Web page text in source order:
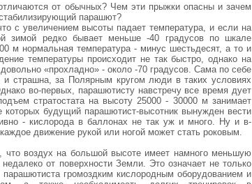
от обычных? Чем эти прыжки опасны и зачем
парашют?
с увеличением высоты падает температура, и если на
зимой редко бывает меньше -40 градусов по шкале
м нормальная температура - минус шестьдесят, а то и
температуры происходит не так быстро, однако на
«прохладно» - около -70 градусов. Сама по себе
и страшна, за Полярным кругом люди в таких условиях
во-первых, парашютисту навстречу все время дует
стратостата на высоту 25000 - 30000 м занимает
которых будущий парашютист-высотник вынужден вести
- кислорода в баллонах не так уж и много. Ну и в-
движение рукой или ногой может стать роковым.
что воздух на большой высоте имеет намного меньшую
от поверхности Земли. Это означает не только
парашютиста громоздким кислородным оборудованием и